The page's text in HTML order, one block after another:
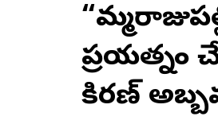
ప్రయత్నం
కిరణ్